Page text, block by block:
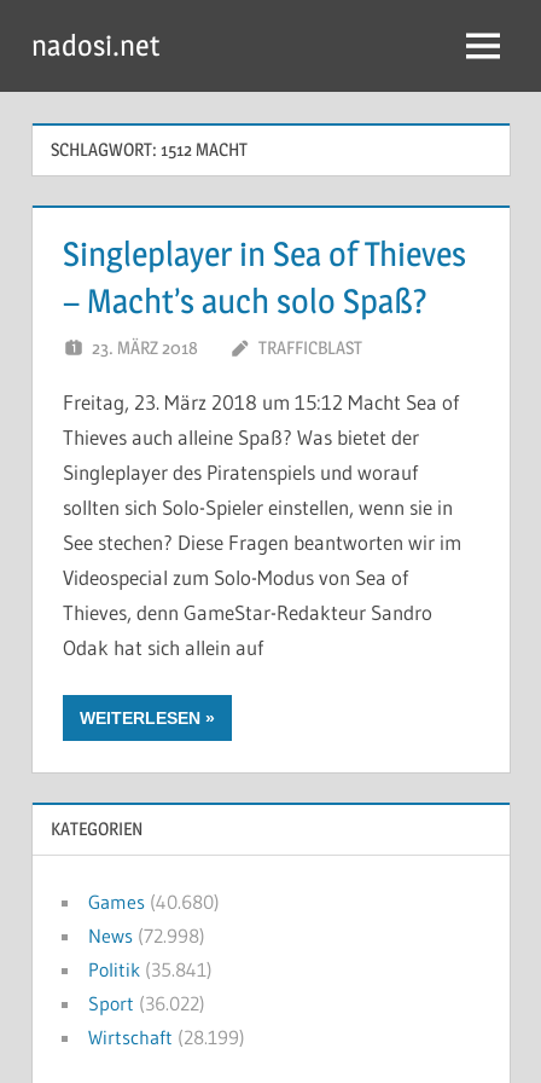
Inhalt
springen
nadosi.net Menü
SCHLAGWORT: 1512 MACHT
Singleplayer in Sea of Thieves
– Macht’s auch solo Spaß?
23. MÄRZ 2018 TRAFFICBLAST
Freitag, 23. März 2018 um 15:12 Macht Sea of
Thieves auch alleine Spaß? Was bietet der
Singleplayer des Piratenspiels und worauf
sollten sich Solo-Spieler einstellen, wenn sie in
See stechen? Diese Fragen beantworten wir im
Videospecial zum Solo-Modus von Sea of
Thieves, denn GameStar-Redakteur Sandro
Odak hat sich allein auf
WEITERLESEN
KATEGORIEN
Games(40.680)
News(72.998)
Politik(35.841)
Sport (36.022)
Wirtschaft (28.199)